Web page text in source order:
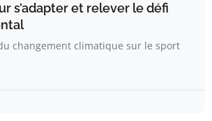
s’adapter et relever le défi
changement climatique sur le sport